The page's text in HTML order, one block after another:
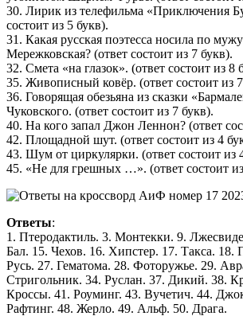
30. Лирик из телефильма «Приключения
состоит из 5 букв).
31. Какая русская поэтесса носила по
Мережковская? (ответ состоит из 7 букв).
32. Смета «на глазок». (ответ состоит из 8
35. Живописный ковёр. (ответ состоит из
36. Говорящая обезьяна из сказки
Чуковского. (ответ состоит из 7 букв).
40. На кого запал Джон Леннон? (ответ
42. Площадной шут. (ответ состоит из 4
43. Шум от циркулярки. (ответ состоит из
45. «Не для грешных …». (ответ состоит
Ответы:
1. Птеродактиль. 3. Монтекки. 9.
Бал. 15. Чехов. 16. Хипстер. 17. Такса. 18.
Русь. 27. Гематома. 28. Фоторужье. 29.
Стригольник. 34. Руслан. 37. Дикий. 38.
Кроссы. 41. Роуминг. 43. Вучетич. 44.
Рафтинг. 48. Жерло. 49. Альф. 50. Драга.